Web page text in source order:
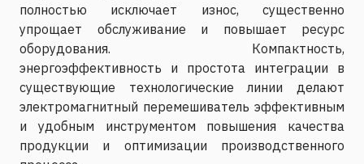
полностью исключает износ, существенно
упрощает обслуживание и повышает ресурс
оборудования. Компактность,
энергоэффективность и простота интеграции в
существующие технологические линии делают
электромагнитный перемешиватель эффективным
и удобным инструментом повышения качества
продукции и оптимизации производственного